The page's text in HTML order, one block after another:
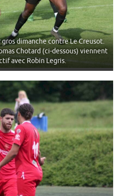
gros dimanche contre Le Creusot.
Chotard (ci-dessous) viennent
avec Robin Legris.